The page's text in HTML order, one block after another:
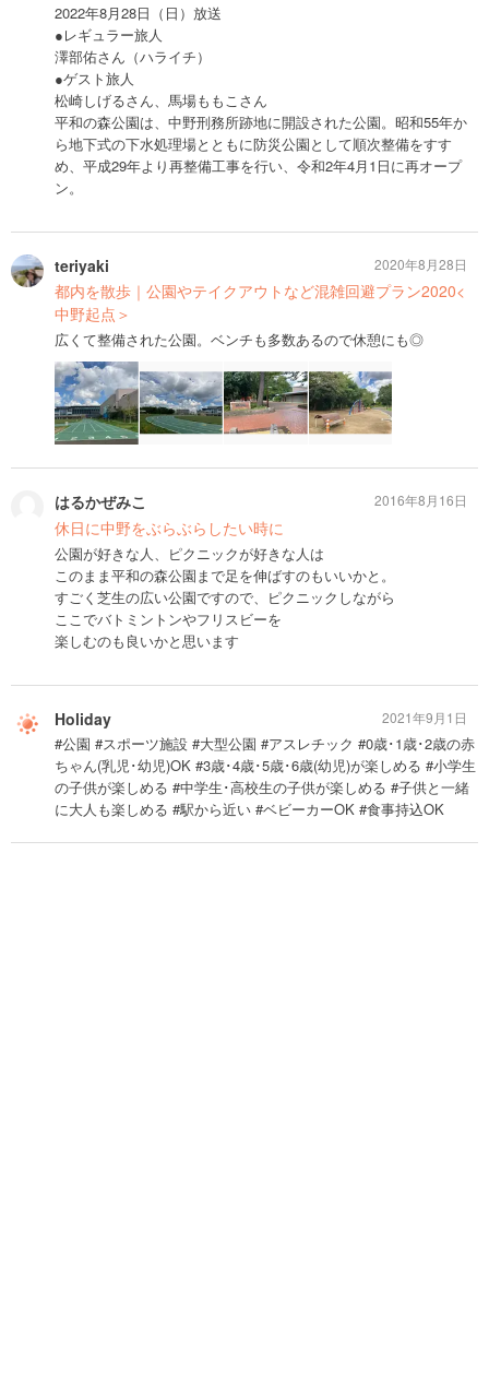
2022年8月28日（日）放送
●レギュラー旅人
澤部佑さん（ハライチ）
●ゲスト旅人
松崎しげるさん、馬場ももこさん
平和の森公園は、中野刑務所跡地に開設された公園。昭和55年か
ら地下式の下水処理場とともに防災公園として順次整備をすす
め、平成29年より再整備工事を行い、令和2年4月1日に再オープ
ン。
teriyaki
都内を散歩｜公園やテイクアウトなど混雑回避プラン2020<
中野起点＞
広くて整備された公園。ベンチも多数あるので休憩にも◎
2020年8月28日
はるかぜみこ
休日に中野をぶらぶらしたい時に
公園が好きな人、ピクニックが好きな人は
このまま平和の森公園まで足を伸ばすのもいいかと。
すごく芝生の広い公園ですので、ピクニックしながら
ここでバトミントンやフリスビーを
楽しむのも良いかと思います
2016年8月16日
Holiday
#公園 #スポーツ施設 #大型公園 #アスレチック #0歳･1歳･2歳の赤
ちゃん(乳児･幼児)OK #3歳･4歳･5歳･6歳(幼児)が楽しめる #小学生
の子供が楽しめる #中学生･高校生の子供が楽しめる #子供と一緒
に大人も楽しめる #駅から近い #ベビーカーOK #食事持込OK
2021年9月1日